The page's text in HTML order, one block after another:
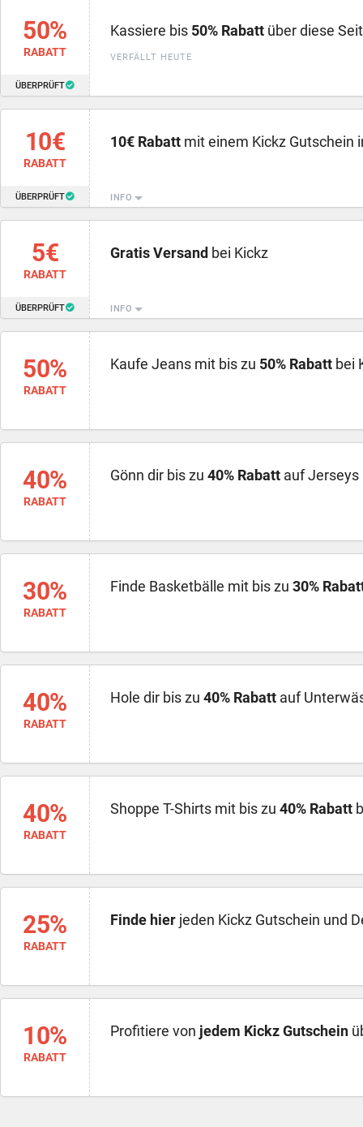
50%
RABATT
ÜBERPRÜFT
Kassiere bis 50% Rabatt über diese
VERFÄLLT HEUTE
10€
RABATT
ÜBERPRÜFT
10€ Rabatt mit einem Kickz Gutschein
INFO
5€
RABATT
ÜBERPRÜFT
Gratis Versand bei Kickz
INFO
50%
RABATT
Kaufe Jeans mit bis zu 50% Rabatt bei
40%
RABATT
Gönn dir bis zu 40% Rabatt auf Jerseys
30%
RABATT
Finde Basketbälle mit bis zu 30%
40%
RABATT
Hole dir bis zu 40% Rabatt auf
40%
RABATT
Shoppe T-Shirts mit bis zu 40% Rabatt
25%
RABATT
Finde hier jeden Kickz Gutschein und
10%
RABATT
Profitiere von jedem Kickz Gutschein